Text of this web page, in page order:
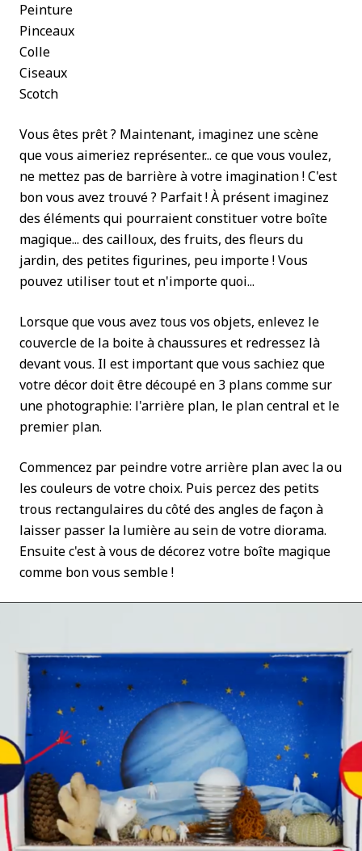
Peinture
Pinceaux
Colle
Ciseaux
Scotch
Vous êtes prêt ? Maintenant, imaginez une scène
que vous aimeriez représenter... ce que vous voulez,
ne mettez pas de barrière à votre imagination ! C'est
bon vous avez trouvé ? Parfait !À présent imaginez
des éléments qui pourraient constituer votre boîte
magique... des cailloux, des fruits, des fleurs du
jardin, des petites figurines, peu importe ! Vous
pouvez utiliser tout et n'importe quoi...
Lorsque que vous avez tous vos objets, enlevez le
couvercle de la boite à chaussures et redressez là
devant vous. Il est important que vous sachiez que
votre décor doit être découpé en 3 plans comme sur
une photographie: l'arrière plan, le plan central et le
premier plan.
Commencez par peindre votre arrière plan avec la ou
les couleurs de votre choix. Puis percez des petits
trous rectangulaires du côté des angles de façon à
laisser passer la lumière au sein de votre diorama.
Ensuite c'est à vous de décorez votre boîte magique
comme bon vous semble !